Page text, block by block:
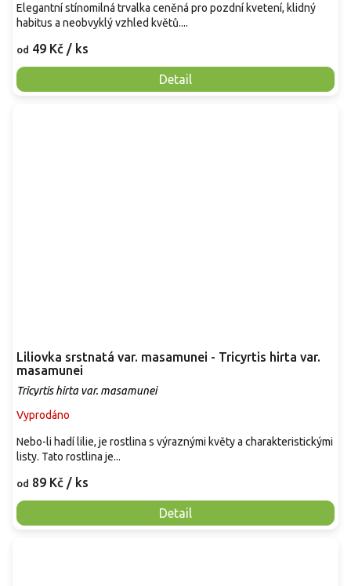
od 49 Kč / ks
Detail
Elegantní stínomilná trvalka ceněná pro pozdní kvetení, klidný
habitus a neobvyklý vzhled květů....
Liliovka srstnatá var. masamunei - Tricyrtis hirta var.
masamunei
Tricyrtis hirta var. masamunei
Vyprodáno
od 89 Kč / ks
Detail
Nebo-li hadí lilie, je rostlina s výraznými květy a charakteristickými
listy. Tato rostlina je...